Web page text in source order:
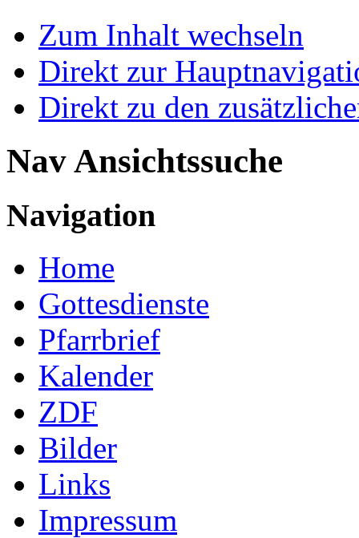
Zum Inhalt wechseln
Direkt zur
Direkt zu den
Nav Ansichtssuche
Navigation
Home
Gottesdienste
Pfarrbrief
Kalender
ZDF
Bilder
Links
Impressum